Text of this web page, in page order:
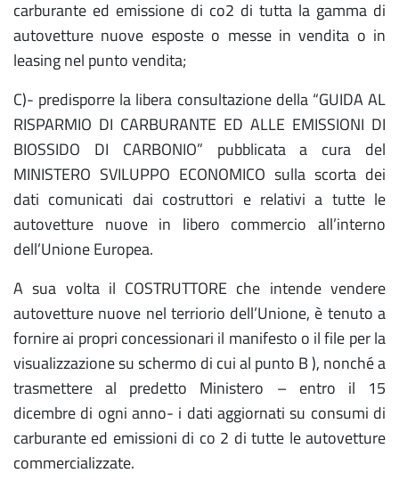
carburante ed emissione di co2 di tutta la gamma di
autovetture nuove esposte o messe in vendita o in
leasing nel punto vendita;
C)- predisporre la libera consultazione della “GUIDA AL
RISPARMIO DI CARBURANTE ED ALLE EMISSIONI DI
BIOSSIDO DI CARBONIO” pubblicata a cura del
MINISTERO SVILUPPO ECONOMICO sulla scorta dei
dati comunicati dai costruttori e relativi a tutte le
autovetture nuove in libero commercio all’interno
dell’Unione Europea.
A sua volta il COSTRUTTORE che intende vendere
autovetture nuove nel terriorio dell’Unione, è tenuto a
fornire ai propri concessionari il manifesto o il file per la
visualizzazione su schermo di cui al punto B ), nonché a
trasmettere al predetto Ministero – entro il 15
dicembre di ogni anno- i dati aggiornati su consumi di
carburante ed emissioni di co 2 di tutte le autovetture
commercializzate.